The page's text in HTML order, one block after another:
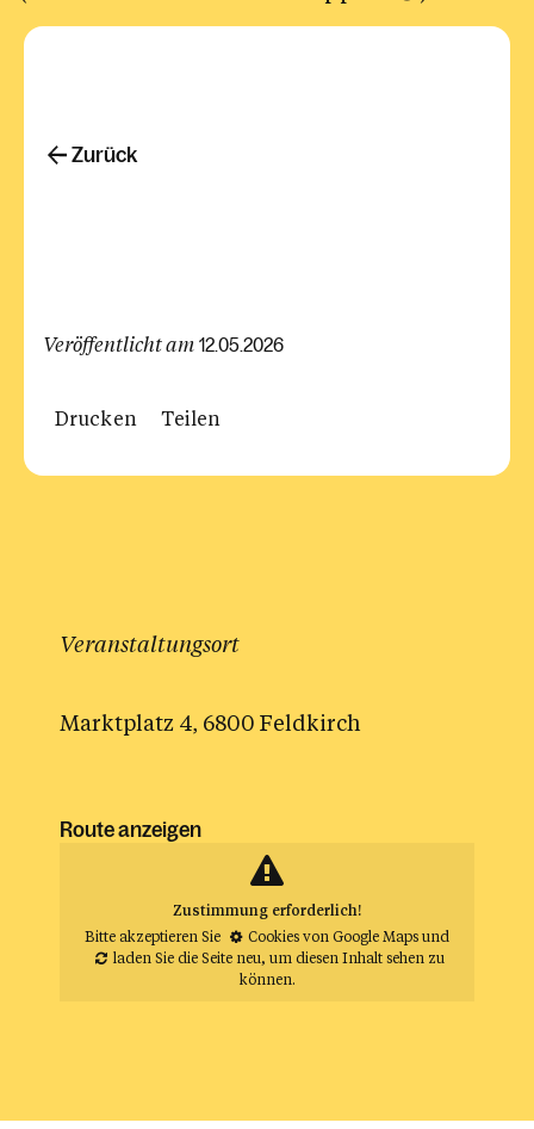
Veröffentlicht am 12.05.2026
Drucken Teilen
Zurück
Veranstaltungsort
Marktplatz 4, 6800 Feldkirch
Route anzeigen
Zustimmung erforderlich!
Bitte akzeptieren Sie
Cookies von Google Mapsund
laden Sie die Seite neu, um diesen Inhalt sehen zu
können.